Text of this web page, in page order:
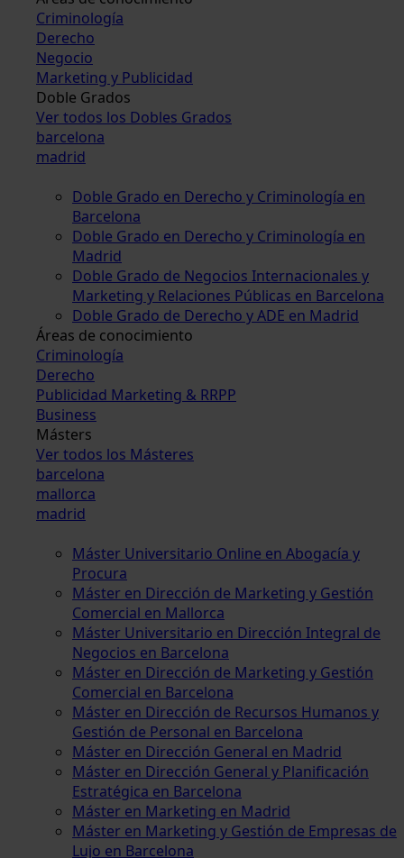
Criminología
Derecho
Negocio
Marketing y Publicidad
Doble Grados
Ver todos los Dobles Grados
barcelona
madrid
Doble Grado en Derecho y Criminología en
Barcelona
Doble Grado en Derecho y Criminología en
Madrid
Doble Grado de Negocios Internacionales y
Marketing y Relaciones Públicas en Barcelona
Doble Grado de Derecho y ADE en Madrid
Áreas de conocimiento
Criminología
Derecho
Publicidad Marketing & RRPP
Business
Másters
Ver todos los Másteres
barcelona
mallorca
madrid
Máster Universitario Online en Abogacía y
Procura
Máster en Dirección de Marketing y Gestión
Comercial en Mallorca
Máster Universitario en Dirección Integral de
Negocios en Barcelona
Máster en Dirección de Marketing y Gestión
Comercial en Barcelona
Máster en Dirección de Recursos Humanos y
Gestión de Personal en Barcelona
Máster en Dirección General en Madrid
Máster en Dirección General y Planificación
Estratégica en Barcelona
Máster en Marketing en Madrid
Máster en Marketing y Gestión de Empresas de
Lujo en Barcelona